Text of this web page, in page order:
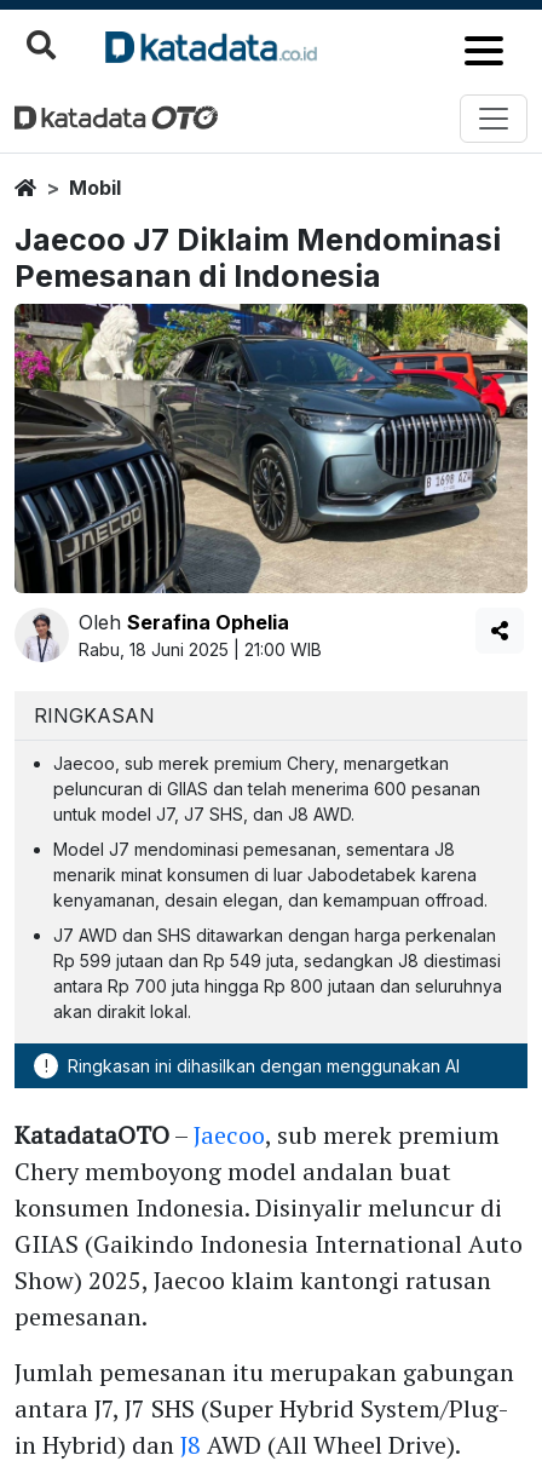
HomeMobil
Jaecoo J7 Diklaim Mendominasi
Pemesanan di Indonesia
Oleh Serafina Ophelia
Rabu, 18 Juni 2025 | 21:00 WIB
RINGKASAN
Jaecoo, sub merek premium Chery, menargetkan
peluncuran di GIIAS dan telah menerima 600 pesanan
untuk model J7, J7 SHS, dan J8 AWD.
Model J7 mendominasi pemesanan, sementara J8
menarik minat konsumen di luar Jabodetabek karena
kenyamanan, desain elegan, dan kemampuan offroad.
J7 AWD dan SHS ditawarkan dengan harga perkenalan
Rp 599 jutaan dan Rp 549 juta, sedangkan J8 diestimasi
antara Rp 700 juta hingga Rp 800 jutaan dan seluruhnya
akan dirakit lokal.
! Ringkasan ini dihasilkan dengan menggunakan AI
KatadataOTO–Jaecoo, sub merek premium
Chery memboyong model andalan buat
konsumen Indonesia. Disinyalir meluncur di
GIIAS (Gaikindo Indonesia International Auto
Show) 2025, Jaecoo klaim kantongi ratusan
pemesanan.
Jumlah pemesanan itu merupakan gabungan
antara J7, J7 SHS (Super Hybrid System/Plug-
in Hybrid) danJ8 AWD (All Wheel Drive).